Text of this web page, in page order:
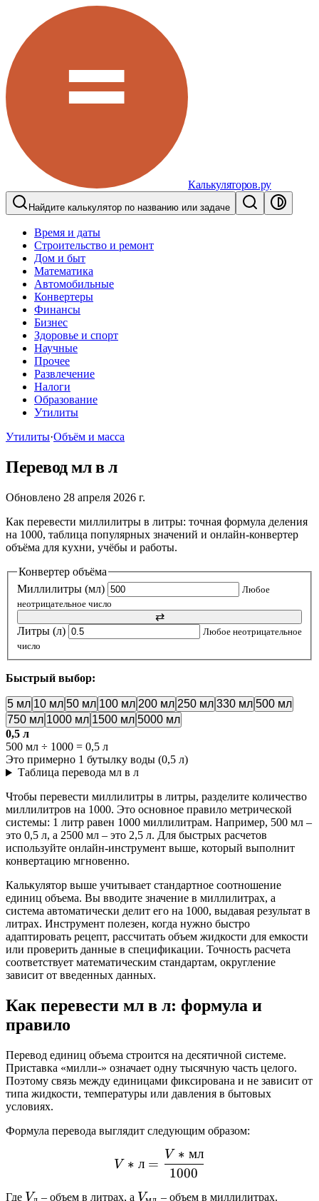
Калькуляторов.ру
Найдите калькулятор по названию или задаче
Время и даты
Строительство и ремонт
Дом и быт
Математика
Автомобильные
Конвертеры
Финансы
Бизнес
Здоровье и спорт
Научные
Прочее
Развлечение
Налоги
Образование
Утилиты
Утилиты·Объём и масса
Перевод мл в л
Обновлено 28 апреля 2026 г.
Как перевести миллилитры в литры: точная формула деления
на 1000, таблица популярных значений и онлайн-конвертер
объёма для кухни, учёбы и работы.
Конвертер объёма
Миллилитры (мл)
Любое
неотрицательное число
⇄
Литры (л)
Любое неотрицательное
число
Быстрый выбор:
5 мл 10 мл 50 мл 100 мл 200 мл 250 мл 330 мл 500 мл
750 мл 1000 мл 1500 мл 5000 мл
0,5 л
500 мл ÷ 1000 = 0,5 л
Это примерно 1 бутылку воды (0,5 л)
Таблица перевода мл в л
Чтобы перевести миллилитры в литры, разделите количество
миллилитров на 1000. Это основное правило метрической
системы: 1 литр равен 1000 миллилитрам. Например, 500 мл –
это 0,5 л, а 2500 мл – это 2,5 л. Для быстрых расчетов
используйте онлайн-инструмент выше, который выполнит
конвертацию мгновенно.
Калькулятор выше учитывает стандартное соотношение
единиц объема. Вы вводите значение в миллилитрах, а
система автоматически делит его на 1000, выдавая результат в
литрах. Инструмент полезен, когда нужно быстро
адаптировать рецепт, рассчитать объем жидкости для емкости
или проверить данные в спецификации. Точность расчета
соответствует математическим стандартам, округление
зависит от введенных данных.
Как перевести мл в л: формула и
правило
Перевод единиц объема строится на десятичной системе.
Приставка «милли-» означает одну тысячную часть целого.
Поэтому связь между единицами фиксирована и не зависит от
типа жидкости, температуры или давления в бытовых
условиях.
Формула перевода выглядит следующим образом:
V*{л} =
V ∗ л =
1000
V ∗ мл
Где V_{л}
V – объем в литрах, а V_{мл}
V – объем в миллилитрах.